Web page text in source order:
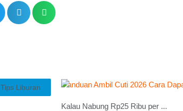
Tips Liburan
Kalau Nabung Rp25 Ribu per ...